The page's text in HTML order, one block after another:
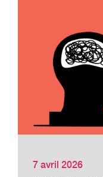
7 avril 2026